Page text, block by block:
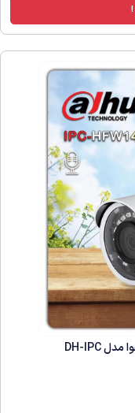
دوربین مداربسته تحت شبکه 4 مگاپیکسل داهوا مدل DH-IPC